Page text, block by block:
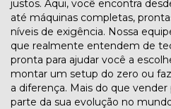
justos. Aqui, você encontra
até máquinas completas,
níveis de exigência. Nossa
que realmente entendem de
pronta para ajudar você a
montar um setup do zero ou
a diferença. Mais do que
parte da sua evolução no